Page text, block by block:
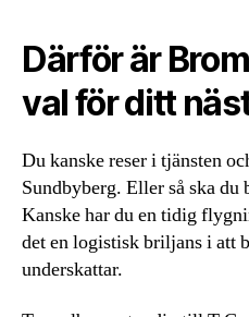
Därför är
val för ditt
Du kanske reser i tjänsten
Sundbyberg. Eller så ska
Kanske har du en tidig
det en logistisk briljans i att
underskattar.